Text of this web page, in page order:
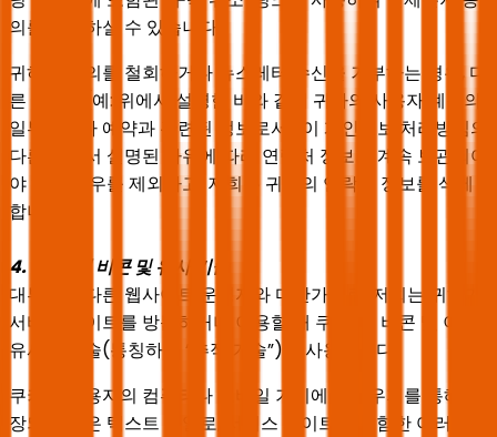
의를 철회하실 수 있습니다.
귀하가 동의를 철회하거나 뉴스레터 수신을 거부하는 경우, 다
른 이유로(예: 위에서 설명한 바와 같이 귀하의 사용자 계정의
일부이거나 예약과 관련된 정보로서) 이 개인정보 처리방침의
다른 곳에서 설명된 사유에 따라 연락처 정보가 계속 보관되어
야 하는 경우를 제외하고, 저희는 귀하의 연락처 정보를 삭제
합니다.
4. 쿠키, 웹 비콘 및 유사 기술
대부분의 다른 웹사이트 운영자와 마찬가지로, 저희는 귀하가
서비스 사이트를 방문하거나 이용할 때 쿠키, 웹 비콘 및 이와
유사한 기술(통칭하여 “추적 기술”)을 사용합니다.
쿠키는 사용자의 컴퓨터나 모바일 기기에 브라우저를 통해 저
장되는 작은 텍스트 파일로, 서비스 사이트를 포함한 여러 웹